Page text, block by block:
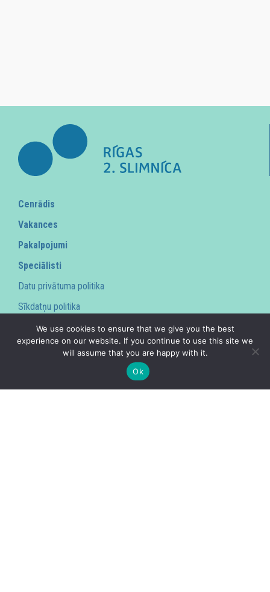
Cenrādis
Vakances
Pakalpojumi
Speciālisti
Datu privātuma politika
Sīkdatņu politika
Par mums
Kontakti
We use cookies to ensure that we give you the best
experience on our website. If you continue to use this site we
will assume that you are happy with it.
Ok